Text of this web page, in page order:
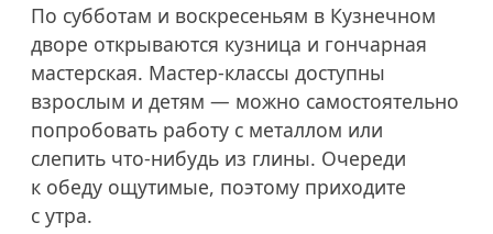
По субботам и воскресеньям в Кузнечном
дворе открываются кузница и гончарная
мастерская. Мастер-классы доступны
взрослым и детям — можно самостоятельно
попробовать работу с металлом или
слепить что-нибудь из глины. Очереди
к обеду ощутимые, поэтому приходите
с утра.